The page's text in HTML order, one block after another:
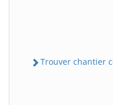
Trouver chantier